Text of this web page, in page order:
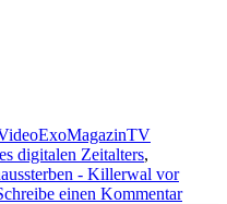
Kategorien
ExoMagazinTV
digitalen Zeitalters,
- Killerwal vor
einen Kommentarzu